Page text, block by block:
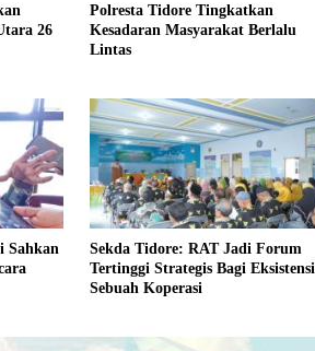
26
Polresta Tidore Tingkatkan
Kesadaran Masyarakat Berlalu
Lintas
Sahkan
Sekda Tidore: RAT Jadi Forum
Tertinggi Strategis Bagi Eksistensi
Sebuah Koperasi